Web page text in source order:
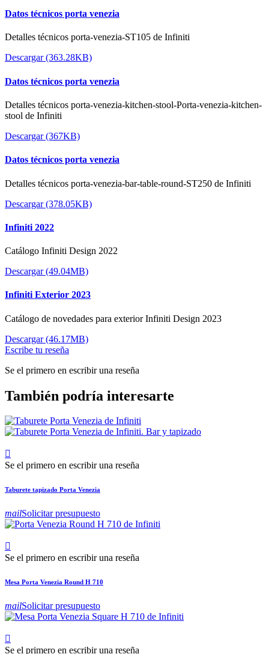
Datos técnicos porta venezia
Detalles técnicos porta-venezia-ST105 de Infiniti
Descargar (363.28KB)
Datos técnicos porta venezia
Detalles técnicos porta-venezia-kitchen-stool-Porta-venezia-kitchen-
stool de Infiniti
Descargar (367KB)
Datos técnicos porta venezia
Detalles técnicos porta-venezia-bar-table-round-ST250 de Infiniti
Descargar (378.05KB)
Infiniti 2022
Catálogo Infiniti Design 2022
Descargar (49.04MB)
Infiniti Exterior 2023
Catálogo de novedades para exterior Infiniti Design 2023
Descargar (46.17MB)
Escribe tu reseña
Se el primero en escribir una reseña
También podría interesarte

Se el primero en escribir una reseña
Taburete tapizado Porta Venezia
mailSolicitar presupuesto

Se el primero en escribir una reseña
Mesa Porta Venezia Round H 710
mailSolicitar presupuesto

Se el primero en escribir una reseña